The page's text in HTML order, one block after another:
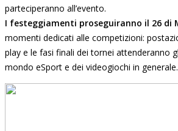
parteciperanno all’evento.
I festeggiamenti proseguiranno il 26 di
momenti dedicati alle competizioni:
play e le fasi finali dei tornei attenderanno
mondo eSport e dei videogiochi in generale.